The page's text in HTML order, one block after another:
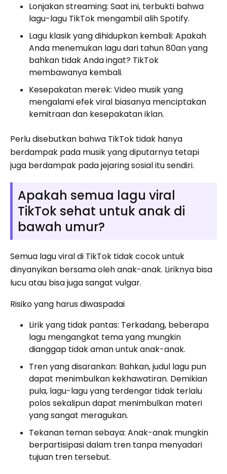
Lonjakan streaming: Saat ini, terbukti bahwa
lagu-lagu TikTok mengambil alih Spotify.
Lagu klasik yang dihidupkan kembali: Apakah
Anda menemukan lagu dari tahun 80an yang
bahkan tidak Anda ingat? TikTok
membawanya kembali.
Kesepakatan merek: Video musik yang
mengalami efek viral biasanya menciptakan
kemitraan dan kesepakatan iklan.
Perlu disebutkan bahwa TikTok tidak hanya
berdampak pada musik yang diputarnya tetapi
juga berdampak pada jejaring sosial itu sendiri.
Apakah semua lagu viral
TikTok sehat untuk anak di
bawah umur?
Semua lagu viral di TikTok tidak cocok untuk
dinyanyikan bersama oleh anak-anak. Liriknya bisa
lucu atau bisa juga sangat vulgar.
Risiko yang harus diwaspadai
Lirik yang tidak pantas: Terkadang, beberapa
lagu mengangkat tema yang mungkin
dianggap tidak aman untuk anak-anak.
Tren yang disarankan: Bahkan, judul lagu pun
dapat menimbulkan kekhawatiran. Demikian
pula, lagu-lagu yang terdengar tidak terlalu
polos sekalipun dapat menimbulkan materi
yang sangat meragukan.
Tekanan teman sebaya: Anak-anak mungkin
berpartisipasi dalam tren tanpa menyadari
tujuan tren tersebut.